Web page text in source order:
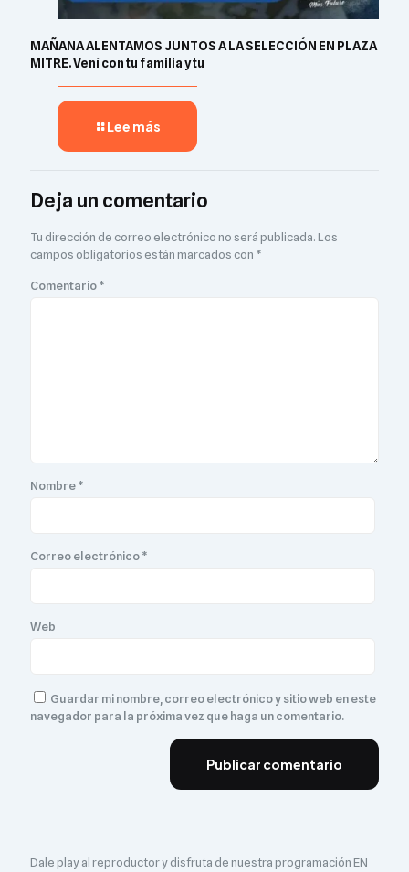
MAÑANA ALENTAMOS JUNTOS A LA SELECCIÓN EN PLAZA
MITRE. Vení con tu familia y tu
Lee más
Deja un comentario
Tu dirección de correo electrónico no será publicada.Los
campos obligatorios están marcados con *
Comentario*
Nombre*
Correo electrónico*
Web
Guardar mi nombre, correo electrónico y sitio web en este
navegador para la próxima vez que haga un comentario.
Dale play al reproductor y disfruta de nuestra programación EN